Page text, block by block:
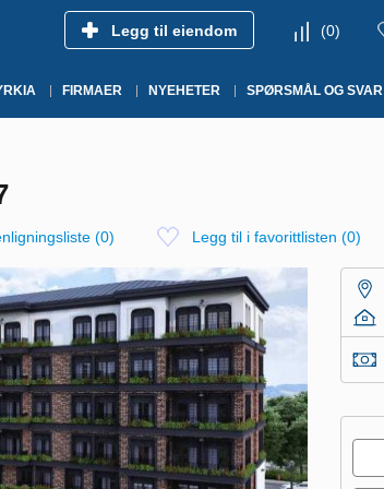
Legg til eiendom (0)
FIRMAER NYEHETER SPØRSMÅL OG SVAR
(0) Legg til i favorittlisten (0)